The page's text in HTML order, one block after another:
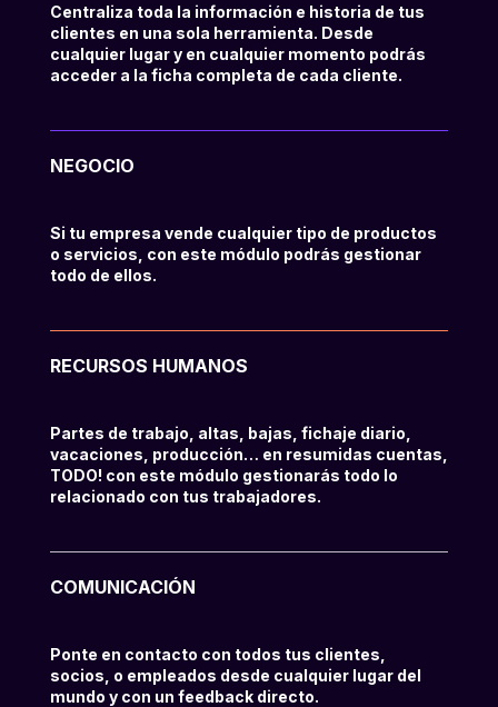
Centraliza toda la información e historia de tus
clientes en una sola herramienta. Desde
cualquier lugar y en cualquier momento podrás
acceder a la ficha completa de cada cliente.
NEGOCIO
Si tu empresa vende cualquier tipo de productos
o servicios, con este módulo podrás gestionar
todo de ellos.
RECURSOS HUMANOS
Partes de trabajo, altas, bajas, fichaje diario,
vacaciones, producción… en resumidas cuentas,
TODO! con este módulo gestionarás todo lo
relacionado con tus trabajadores.
COMUNICACIÓN
Ponte en contacto con todos tus clientes,
socios, o empleados desde cualquier lugar del
mundo y con un feedback directo.